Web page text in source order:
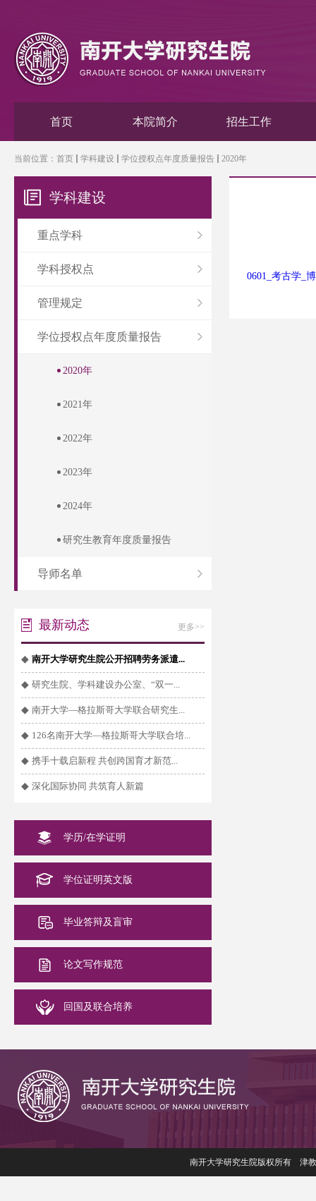
首页 本院简介 招生工作
当前位置： 首页 学科建设 学位授权点年度质量报告 2020年
学科建设
重点学科
学科授权点
管理规定
学位授权点年度质量报告
2020年
2021年
2022年
2023年
2024年
研究生教育年度质量报告
导师名单
最新动态 更多>>
◆ 南开大学研究生院公开招聘劳务派遣...
◆ 研究生院、学科建设办公室、“双一...
◆ 南开大学—格拉斯哥大学联合研究生...
◆ 126名南开大学—格拉斯哥大学联合培...
◆ 携手十载启新程 共创跨国育才新范...
◆ 深化国际协同 共筑育人新篇
学历/在学证明
学位证明英文版
毕业答辩及盲审
论文写作规范
回国及联合培养
0601_考古学_
南开大学研究生院版权所有 津